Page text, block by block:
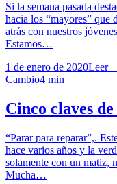
Si la semana pasada
hacia los “mayores” que
atrás con nuestros
Estamos…
1 de enero de 2020Leer
Cambio4 min
Cinco claves
“Parar para reparar”,.
hace varios años y la
solamente con un matiz,
Mucha…